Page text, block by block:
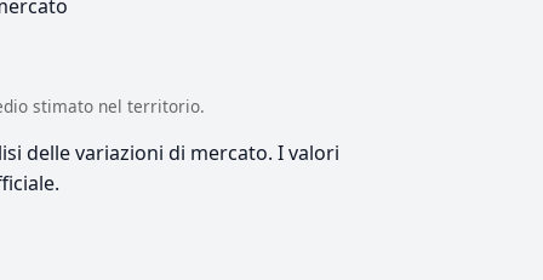
stimato nel territorio.
delle variazioni di mercato. I valori